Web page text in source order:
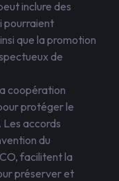
inclure des
pourraient
que la promotion
de
coopération
protéger le
accords
du
facilitent la
préserver et